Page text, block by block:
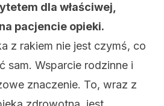
dla właściwej,
pacjencie opieki.
z rakiem nie jest czymś, co
sam. Wsparcie rodzinne i
znaczenie. To, wraz z